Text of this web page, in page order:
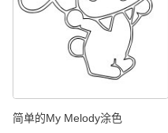
简单的My Melody涂色